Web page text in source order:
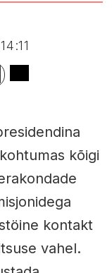
kõigi
kontakt
vahel.